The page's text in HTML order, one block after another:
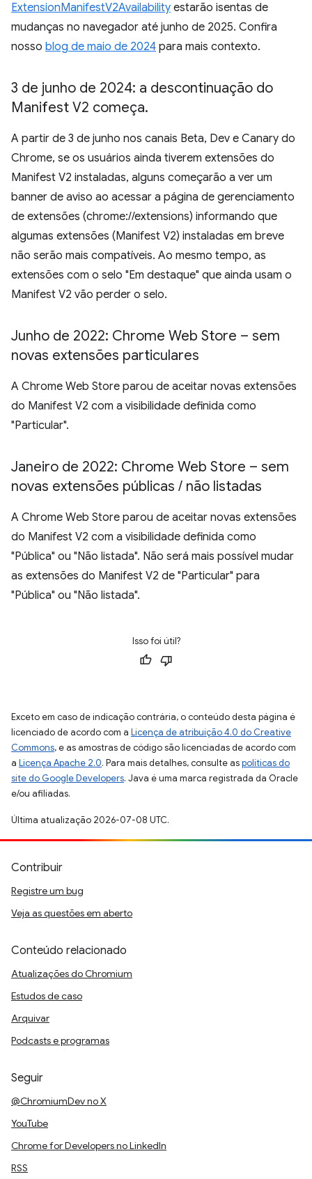
ExtensionManifestV2Availability estarão isentas de
mudanças no navegador até junho de 2025. Confira
nosso blog de maio de 2024 para mais contexto.
3 de junho de 2024: a descontinuação do
Manifest V2 começa.
A partir de 3 de junho nos canais Beta, Dev e Canary do
Chrome, se os usuários ainda tiverem extensões do
Manifest V2 instaladas, alguns começarão a ver um
banner de aviso ao acessar a página de gerenciamento
de extensões (chrome://extensions) informando que
algumas extensões (Manifest V2) instaladas em breve
não serão mais compatíveis. Ao mesmo tempo, as
extensões com o selo "Em destaque" que ainda usam o
Manifest V2 vão perder o selo.
Junho de 2022: Chrome Web Store – sem
novas extensões particulares
A Chrome Web Store parou de aceitar novas extensões
do Manifest V2 com a visibilidade definida como
"Particular".
Janeiro de 2022: Chrome Web Store – sem
novas extensões públicas / não listadas
A Chrome Web Store parou de aceitar novas extensões
do Manifest V2 com a visibilidade definida como
"Pública" ou "Não listada". Não será mais possível mudar
as extensões do Manifest V2 de "Particular" para
"Pública" ou "Não listada".
Isso foi útil?
Exceto em caso de indicação contrária, o conteúdo desta página é
licenciado de acordo com a Licença de atribuição 4.0 do Creative
Commons, e as amostras de código são licenciadas de acordo com
a Licença Apache 2.0. Para mais detalhes, consulte aspolíticas do
site do Google Developers. Java é uma marca registrada da Oracle
e/ou afiliadas.
Última atualização 2026-07-08 UTC.
Contribuir
Registre um bug
Veja as questões em aberto
Conteúdo relacionado
Atualizações do Chromium
Estudos de caso
Arquivar
Podcasts e programas
Seguir
@ChromiumDev no X
YouTube
Chrome for Developers no LinkedIn
RSS